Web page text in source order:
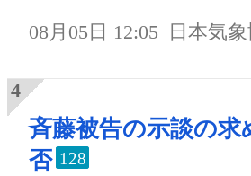
08月05日 12:05 日本気
斉藤被告の示談の求
否 128